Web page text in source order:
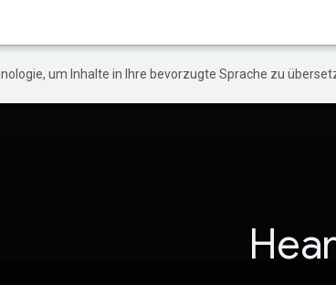
um Inhalte in Ihre bevorzugte Sprache zu